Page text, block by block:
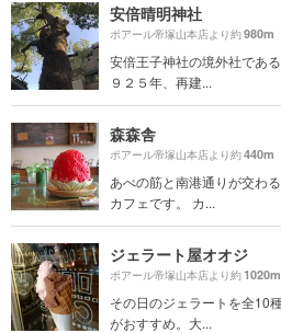
安倍晴明神社
ポアール帝塚山本店より約980m
安倍王子神社の境外社であ
９２５年、再建...
森森舎
ポアール帝塚山本店より約440m
あべの筋と南港通りが交わ
カフェです。 カ...
ジェラート屋オオジ
ポアール帝塚山本店より約1020m
その日のジェラートを全10
がおすすめ。大...